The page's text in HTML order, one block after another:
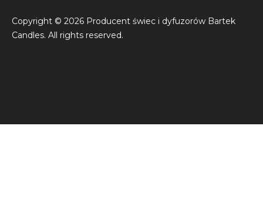
Copyright © 2026 Producent świec i dyfuzorów Bartek
Candles. All rights reserved.